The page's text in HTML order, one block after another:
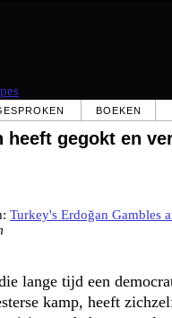
BOEKEN
heeft gegokt en
Turkey's Erdoğan Gambles
lange tijd een
kamp, heeft